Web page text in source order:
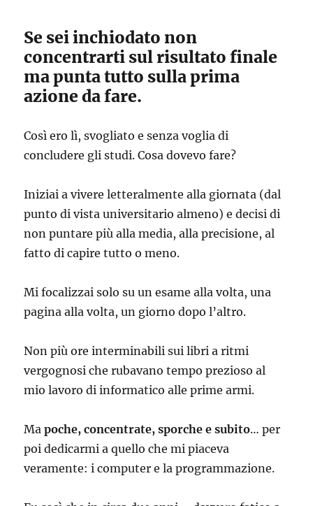
Se sei inchiodato non
concentrarti sul risultato finale
ma punta tutto sulla prima
azione da fare.
Così ero lì, svogliato e senza voglia di
concludere gli studi. Cosa dovevo fare?
Iniziai a vivere letteralmente alla giornata (dal
punto di vista universitario almeno) e decisi di
non puntare più alla media, alla precisione, al
fatto di capire tutto o meno.
Mi focalizzai solo su un esame alla volta, una
pagina alla volta, un giorno dopo l’altro.
Non più ore interminabili sui libri a ritmi
vergognosi che rubavano tempo prezioso al
mio lavoro di informatico alle prime armi.
Mapoche, concentrate, sporche e subito… per
poi dedicarmi a quello che mi piaceva
veramente: i computer e la programmazione.